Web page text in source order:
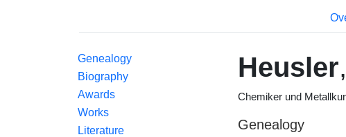
Genealogy
Biography
Awards
Works
Literature
Heusler,
Chemiker und
Genealogy